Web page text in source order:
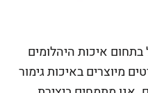
איכות היהלומים
מיוצרים באיכות גימור